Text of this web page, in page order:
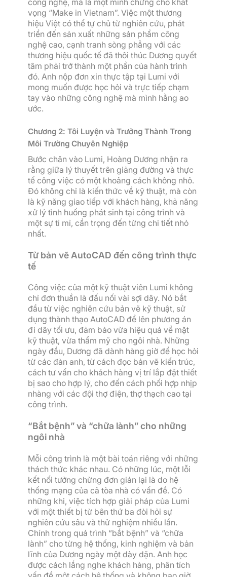
công nghệ, mà là một minh chứng cho khát
vọng “Make in Vietnam”. Việc một thương
hiệu Việt có thể tự chủ từ nghiên cứu, phát
triển đến sản xuất những sản phẩm công
nghệ cao, cạnh tranh sòng phẳng với các
thương hiệu quốc tế đã thôi thúc Dương quyết
tâm phải trở thành một phần của hành trình
đó. Anh nộp đơn xin thực tập tại Lumi với
mong muốn được học hỏi và trực tiếp chạm
tay vào những công nghệ mà mình hằng ao
ước.
Chương 2: Tôi Luyện và Trưởng Thành Trong
Môi Trường Chuyên Nghiệp
Bước chân vào Lumi, Hoàng Dương nhận ra
rằng giữa lý thuyết trên giảng đường và thực
tế công việc có một khoảng cách không nhỏ.
Đó không chỉ là kiến thức về kỹ thuật, mà còn
là kỹ năng giao tiếp với khách hàng, khả năng
xử lý tình huống phát sinh tại công trình và
một sự tỉ mỉ, cẩn trọng đến từng chi tiết nhỏ
nhất.
Từ bản vẽ AutoCAD đến công trình thực
tế
Công việc của một kỹ thuật viên Lumi không
chỉ đơn thuần là đấu nối vài sợi dây. Nó bắt
đầu từ việc nghiên cứu bản vẽ kỹ thuật, sử
dụng thành thạo AutoCAD để lên phương án
đi dây tối ưu, đảm bảo vừa hiệu quả về mặt
kỹ thuật, vừa thẩm mỹ cho ngôi nhà. Những
ngày đầu, Dương đã dành hàng giờ để học hỏi
từ các đàn anh, từ cách đọc bản vẽ kiến trúc,
cách tư vấn cho khách hàng vị trí lắp đặt thiết
bị sao cho hợp lý, cho đến cách phối hợp nhịp
nhàng với các đội thợ điện, thợ thạch cao tại
công trình.
“Bắt bệnh” và “chữa lành” cho những
ngôi nhà
Mỗi công trình là một bài toán riêng với những
thách thức khác nhau. Có những lúc, một lỗi
kết nối tưởng chừng đơn giản lại là do hệ
thống mạng của cả tòa nhà có vấn đề. Có
những khi, việc tích hợp giải pháp của Lumi
với một thiết bị từ bên thứ ba đòi hỏi sự
nghiên cứu sâu và thử nghiệm nhiều lần.
Chính trong quá trình “bắt bệnh” và “chữa
lành” cho từng hệ thống, kinh nghiệm và bản
lĩnh của Dương ngày một dày dặn. Anh học
được cách lắng nghe khách hàng, phân tích